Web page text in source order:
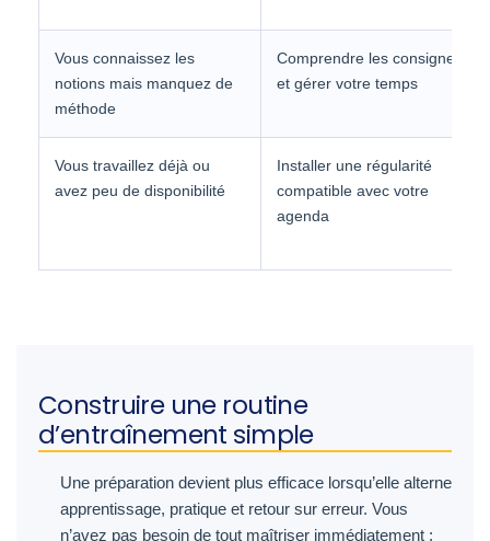
Vous connaissez les
notions mais manquez de
méthode
Comprendre les consignes
et gérer votre temps
Vous travaillez déjà ou
avez peu de disponibilité
Installer une régularité
compatible avec votre
agenda
Construire une routine
d’entraînement simple
Une préparation devient plus efficace lorsqu’elle alterne
apprentissage, pratique et retour sur erreur. Vous
n’avez pas besoin de tout maîtriser immédiatement :